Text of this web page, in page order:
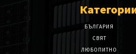
БЪЛГАРИЯ
СВЯТ
ЛЮБОПИТНО